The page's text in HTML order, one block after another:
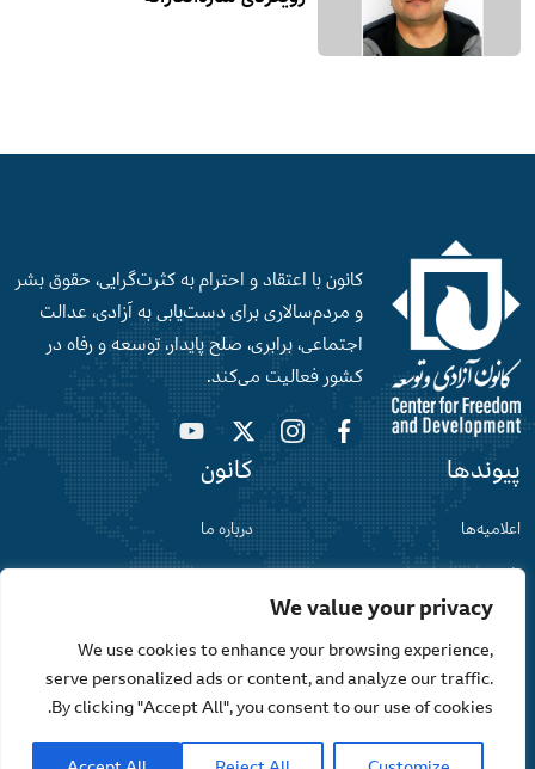
We value your privacy
We use cookies to enhance your browsing experience,
serve personalized ads or content, and analyze our traffic.
By clicking "Accept All", you consent to our use of cookies.
و‌ مردم‌سالاری برای دست‌‌یابی به آزادی، عدالت
اجتماعی، برابری، صلح‌ پایدار، توسعه و رفاه در
کشور فعالیت می‌کند.
پیوندها
اعلامیه‌ها
افغانستان
کانون
درباره ما
نقشه سایت
تمامی حقوق برای کانون آزادی و توسعه محفوظ می باشد
طراحی و توسعه توسطTechSharks.af